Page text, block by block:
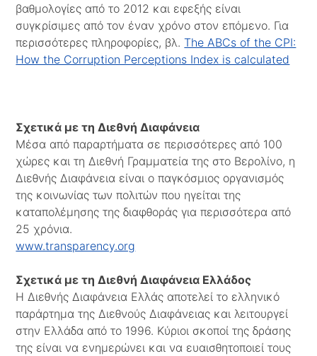
βαθμολογίες από το 2012 και εφεξής είναι
συγκρίσιμες από τον έναν χρόνο στον επόμενο. Για
περισσότερες πληροφορίες, βλ.The ABCs of the CPI:
How the Corruption Perceptions Index is calculated
Σχετικά με τη Διεθνή Διαφάνεια
Μέσα από παραρτήματα σε περισσότερες από 100
χώρες και τη Διεθνή Γραμματεία της στο Βερολίνο, η
Διεθνής Διαφάνεια είναι ο παγκόσμιος οργανισμός
της κοινωνίας των πολιτών που ηγείται της
καταπολέμησης της διαφθοράς για περισσότερα από
25 χρόνια.
www.transparency.org
Σχετικά με τη Διεθνή Διαφάνεια Ελλάδος
Η Διεθνής Διαφάνεια Ελλάς αποτελεί το ελληνικό
παράρτημα της Διεθνούς Διαφάνειας και λειτουργεί
στην Ελλάδα από το 1996. Κύριοι σκοποί της δράσης
της είναι να ενημερώνει και να ευαισθητοποιεί τους